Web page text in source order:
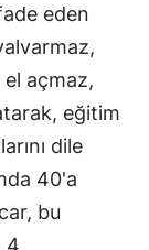
eden
açmaz,
eğitim
dile
40'a
bu
4